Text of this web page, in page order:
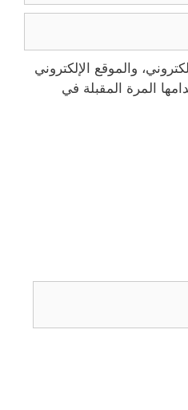
والموقع الإلكتروني
المرة المقبلة في